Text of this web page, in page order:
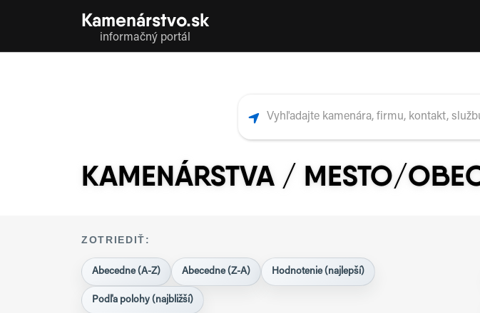
Kamenárstvo.sk
informačný portál
KAMENÁRSTVA / MESTO/
ZOTRIEDIŤ:
Abecedne (A-Z) Abecedne (Z-A) Hodnotenie (najlepší)
Podľa polohy (najbližší)